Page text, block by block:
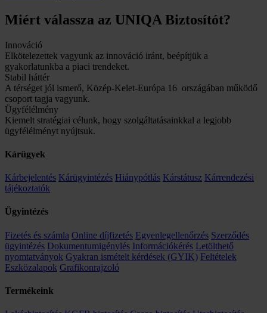
Miért válassza az UNIQA Biztosítót?
Innováció
Elkötelezettek vagyunk az innováció iránt, beépítjük a
gyakorlatunkba a piaci trendeket.
Stabil háttér
A térséget jól ismerő, Közép-Kelet-Európa 16 országában működő
csoport tagja vagyunk.
Ügyfélélmény
Kiemelt stratégiai célunk, hogy szolgáltatásainkkal a legjobb
ügyfélélményt nyújtsuk.
Kárügyek
Kárbejelentés Kárügyintézés Hiánypótlás Kárstátusz Kárrendezési
tájékoztatók
Ügyintézés
Fizetés és számla Online díjfizetés Egyenlegellenőrzés Szerződés
ügyintézés Dokumentumigénylés Információkérés Letölthető
nyomtatványok Gyakran ismételt kérdések (GYIK) Feltételek
Eszközalapok Grafikonrajzoló
Termékeink